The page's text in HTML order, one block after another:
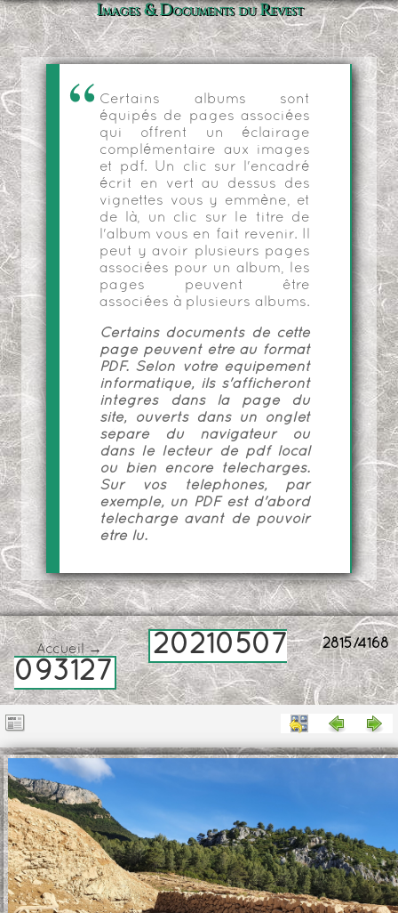
Images & Documents du Revest
Certains albums sont
équipés de pages associées
qui offrent un éclairage
complémentaire aux images
et pdf. Un clic sur l'encadré
écrit en vert au dessus des
vignettes vous y emmène, et
de là, un clic sur le titre de
l'album vous en fait revenir. Il
peut y avoir plusieurs pages
associées pour un album, les
pages peuvent être
associées à plusieurs albums.
Certains documents de cette
page peuvent être au format
PDF. Selon votre équipement
informatique, ils s'afficheront
intégrés dans la page du
site, ouverts dans un onglet
séparé du navigateur ou
dans le lecteur de pdf local
ou bien encore téléchargés.
Sur vos téléphones, par
exemple, un PDF est d'abord
téléchargé avant de pouvoir
être lu.
2815/4168
Accueil→
20210507
093127